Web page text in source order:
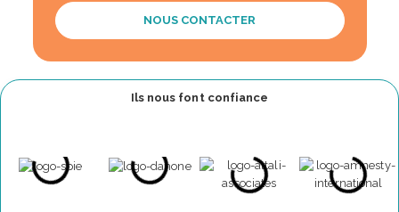
NOUS CONTACTER
Ils nous font confiance